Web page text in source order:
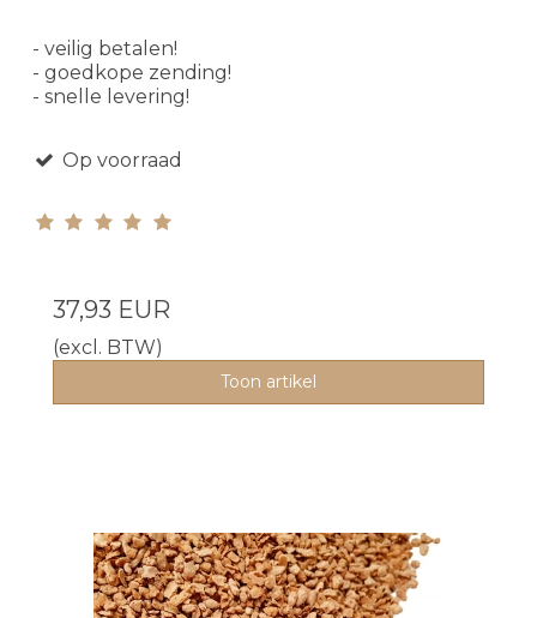
- veilig betalen!
- goedkope zending!
- snelle levering!
Op voorraad
37,93 EUR
(excl. BTW)
Toon artikel